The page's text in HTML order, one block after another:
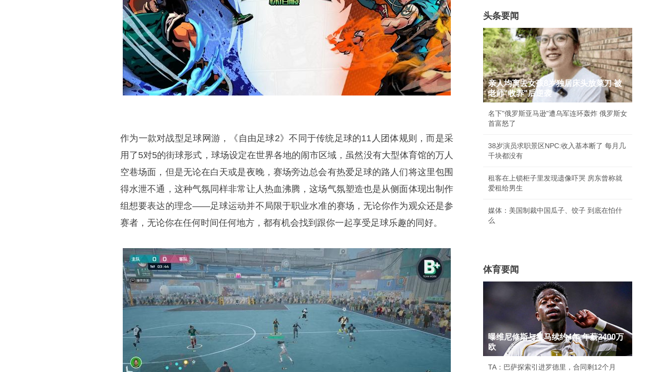
作为一款对战型足球网游，《自由足球2》不同于传统足球的11人团体规则，而是采
用了5对5的街球形式，球场设定在世界各地的闹市区域，虽然没有大型体育馆的万人
空巷场面，但是无论在白天或是夜晚，赛场旁边总会有热爱足球的路人们将这里包围
得水泄不通，这种气氛同样非常让人热血沸腾，这场气氛塑造也是从侧面体现出制作
组想要表达的理念——足球运动并不局限于职业水准的赛场，无论你作为观众还是参
赛者，无论你在任何时间任何地方，都有机会找到跟你一起享受足球乐趣的同好。
头条要闻
亲人均离去女孩8岁独居床头放菜刀 被
老师"收养"后逆袭
名下"俄罗斯亚马逊"遭乌军连环轰炸 俄罗斯女
首富怒了
38岁演员求职景区NPC:收入基本断了 每月几
千块都没有
租客在上锁柜子里发现遗像吓哭 房东曾称就
爱租给男生
媒体：美国制裁中国瓜子、饺子 到底在怕什
么
体育要闻
曝维尼修斯与皇马续约4年 年薪2400万
欧
TA：巴萨探索引进罗德里，合同剩12个月